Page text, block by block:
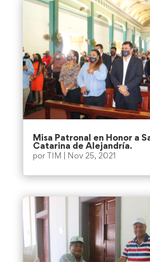
Misa Patronal en Honor a
Catarina de Alejandría.
por TIM Nov 25, 2021